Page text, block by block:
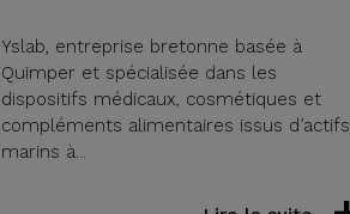
Yslab, entreprise bretonne basée à
Quimper et spécialisée dans les
dispositifs médicaux, cosmétiques et
compléments alimentaires issus d’actifs
marins à...